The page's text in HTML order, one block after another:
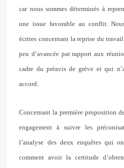
car nous sommes déterminés à
une issue favorable au conflit.
écrites concernant la reprise du
peu d’avancée par rapport aux
cadre du préavis de grève et qui
accord.
Concernant la première proposition
engagement à suivre les
l’analyse des deux enquêtes qui
comment avoir la certitude